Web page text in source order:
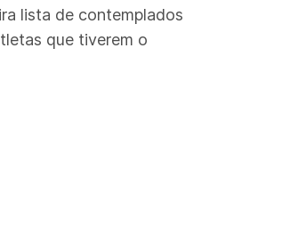
lista de contemplados
que tiverem o